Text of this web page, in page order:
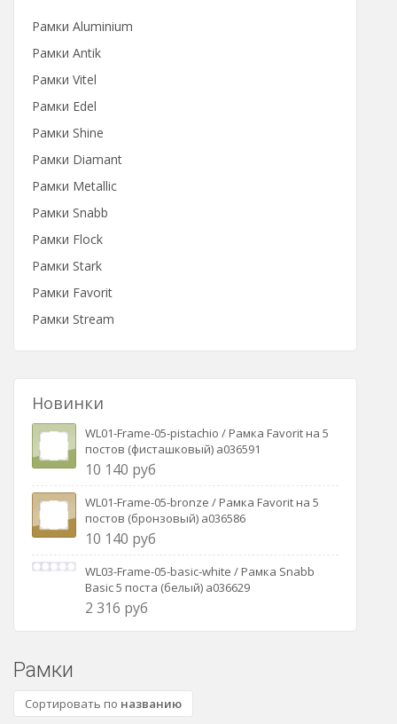
Рамки Aluminium
Рамки Antik
Рамки Vitel
Рамки Edel
Рамки Shine
Рамки Diamant
Рамки Metallic
Рамки Snabb
Рамки Flock
Рамки Stark
Рамки Favorit
Рамки Stream
Новинки
WL01-Frame-05-pistachio / Рамка Favorit на 5
постов (фисташковый) a036591
10 140 руб
WL01-Frame-05-bronze / Рамка Favorit на 5
постов (бронзовый) a036586
10 140 руб
WL03-Frame-05-basic-white / Рамка Snabb
Basic 5 поста (белый) a036629
2 316 руб
Рамки
Сортировать по названию